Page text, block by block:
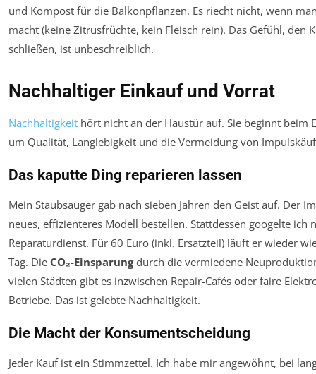
und Kompost für die Balkonpflanzen. Es riecht nicht, wenn
macht (keine Zitrusfrüchte, kein Fleisch rein). Das Gefühl, den
schließen, ist unbeschreiblich.
Nachhaltiger Einkauf und Vorrat
Nachhaltigkeit hört nicht an der Haustür auf. Sie beginnt beim
um Qualität, Langlebigkeit und die Vermeidung von
Das kaputte Ding reparieren lassen
Mein Staubsauger gab nach sieben Jahren den Geist auf. Der
neues, effizienteres Modell bestellen. Stattdessen googelte ich
Reparaturdienst. Für 60 Euro (inkl. Ersatzteil) läuft er wieder
Tag. Die CO₂-Einsparungdurch die vermiedene
vielen Städten gibt es inzwischen Repair-Cafés oder faire
Betriebe. Das ist gelebte Nachhaltigkeit.
Die Macht der Konsumentscheidung
Jeder Kauf ist ein Stimmzettel. Ich habe mir angewöhnt, bei